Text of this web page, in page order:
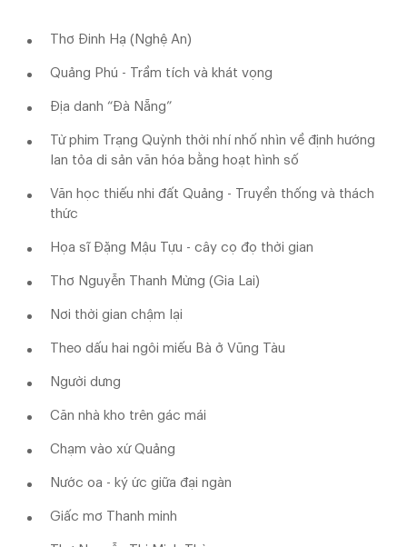
Thơ Đinh Hạ (Nghệ An)
Quảng Phú - Trầm tích và khát vọng
Địa danh “Đà Nẵng”
Từ phim Trạng Quỳnh thời nhí nhố nhìn về định hướng
lan tỏa di sản văn hóa bằng hoạt hình số
Văn học thiếu nhi đất Quảng - Truyền thống và thách
thức
Họa sĩ Đặng Mậu Tựu - cây cọ đọ thời gian
Thơ Nguyễn Thanh Mừng (Gia Lai)
Nơi thời gian chậm lại
Theo dấu hai ngôi miếu Bà ở Vũng Tàu
Người dưng
Căn nhà kho trên gác mái
Chạm vào xứ Quảng
Nước oa - ký ức giữa đại ngàn
Giấc mơ Thanh minh